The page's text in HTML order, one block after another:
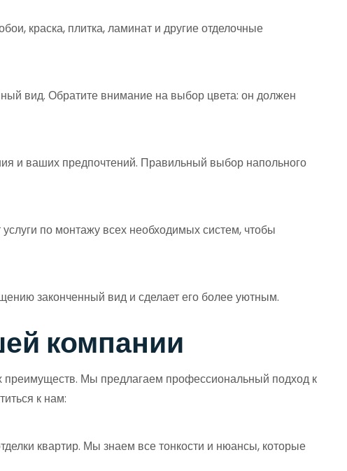
краска, плитка, ламинат и другие отделочные
вид. Обратите внимание на выбор цвета: он должен
и ваших предпочтений. Правильный выбор напольного
по монтажу всех необходимых систем, чтобы
законченный вид и сделает его более уютным.
компании
Мы предлагаем профессиональный подход к
к нам:
квартир. Мы знаем все тонкости и нюансы, которые